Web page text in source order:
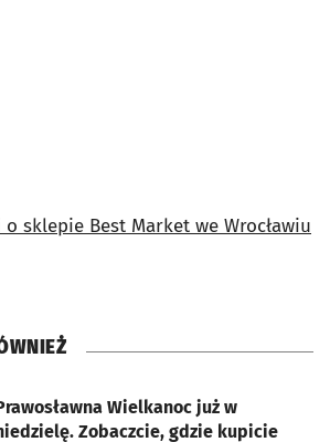
sklepie Best Market we Wrocławiu
Wielkanoc już w
Zobaczcie, gdzie kupicie
karcie